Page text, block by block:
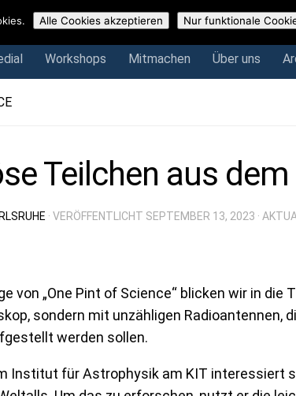
Workshops Mitmachen Über uns
Workshops Mitmachen Über uns
Teilchen aus
· VERÖFFENTLICHT SEPTEMBER 13, 2023 ·
von „One Pint of Science“ blicken wir in
sondern mit unzähligen Radioantennen,
werden sollen.
Institut für Astrophysik am KIT interessiert
Alle Cookies akzeptieren Nur funktionale